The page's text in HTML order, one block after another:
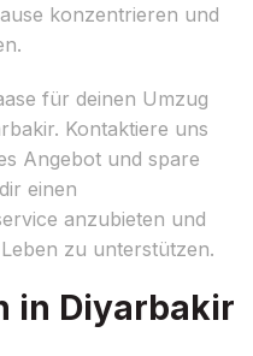
konzentrieren und
für deinen Umzug
Kontaktiere uns
Angebot und spare
einen
anzubieten und
zu unterstützen.
in Diyarbakir